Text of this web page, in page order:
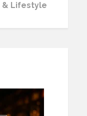
& Lifestyle